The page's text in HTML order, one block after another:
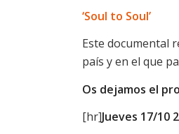
‘Soul to Soul’
Este documental
país y en el que
Os dejamos el
[hr]Jueves 17/10